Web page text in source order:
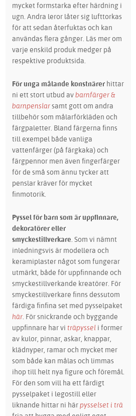
mycket formstarka efter härdning i
ugn. Andra leror låter sig lufttorkas
för att sedan återfuktas och kan
användas flera gånger. Läs mer om
varje enskild produk medger på
respektive produktsida.
För unga målande konstnärerhittar
ni ett stort utbud avbarnfärger &
barnpenslarsamt gott om andra
tillbehör som målarförkläden och
färgpaletter. Bland färgerna finns
till exempel både vanliga
vattenfärger (på färgkaka) och
färgpennor men även fingerfärger
för de små som ännu tycker att
penslar kräver för mycket
finmotorik.
Pyssel för barn som är uppfinnare,
dekoratörer eller
smyckestillverkare. Som vi nämnt
inledningsvis är modellera och
keramiplaster något som fungerar
utmärkt, både för uppfinnande och
smyckestillverkande kreatörer. För
smyckestillverkare finns dessutom
färdiga finfina set med pysselpaket
här. För snickrande och byggande
uppfinnare har vi träpyssel i former
av kulor, pinnar, askar, knappar,
klädnyper, ramar och mycket mer
som både kan målas och limmas
ihop till helt nya figure och föremål.
För den som vill ha ett färdigt
pysselpaket i legostill eller
liknande hittar ni härpysselset i trä